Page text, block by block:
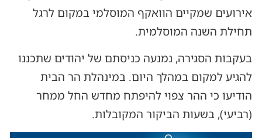
אירועים שמקיים הוואקף המוסלמי במקום לרגל
תחילת השנה המוסלמית.
בעקבות הסגירה, נמנעה כניסתם של יהודים שתכננו
להגיע למקום במהלך היום. במינהלת הר הבית
הודיעו כי ההר צפוי להיפתח מחדש החל ממחר
(רביעי), בשעות הביקור המקובלות.